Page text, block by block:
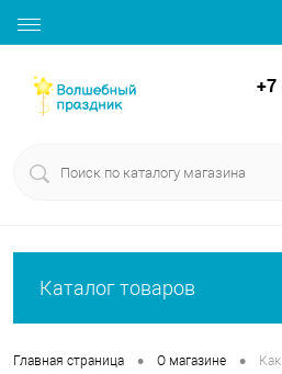
+7
Каталог товаров
Главная страница • О магазине •